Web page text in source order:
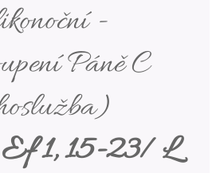
-
Páně C
Ef 1, 15-23/ L